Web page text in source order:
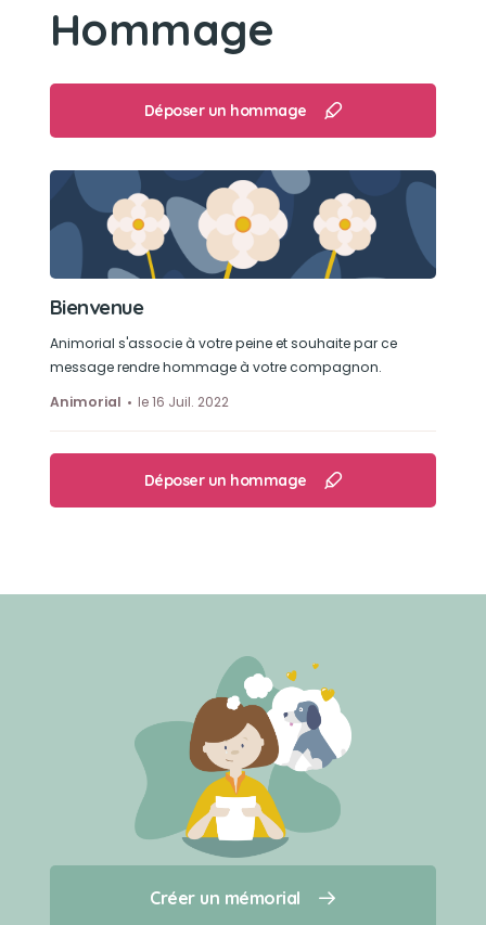
Créer un mémorial
Qui sommes-nous ?
Son loisir préféré
Hommage
Déposer un hommage
Bienvenue
Animorial s'associe à votre peine et souhaite par ce
message rendre hommage à votre compagnon.
Animorial
le 16 Juil. 2022
Déposer un hommage
Créer un mémorial